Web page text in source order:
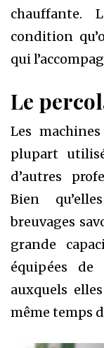
chauffante.
condition
qui
Le
Les
plupart
d’autres
Bien
breuvages
grande
équipées
auxquels
même temps